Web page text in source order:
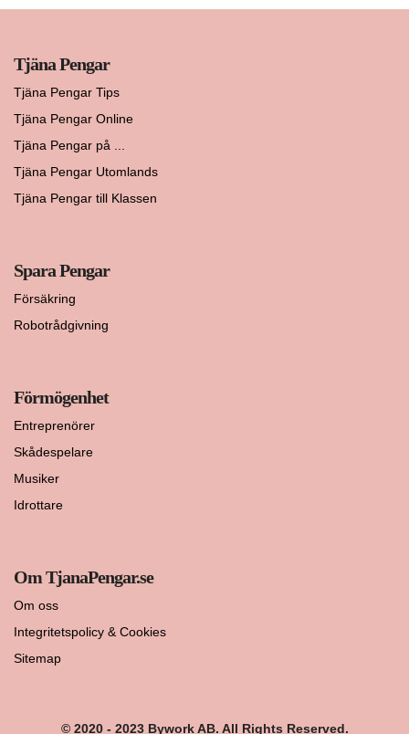
Tjäna Pengar
Tjäna Pengar Tips
Tjäna Pengar Online
Tjäna Pengar på ...
Tjäna Pengar Utomlands
Tjäna Pengar till Klassen
Spara Pengar
Försäkring
Robotrådgivning
Förmögenhet
Entreprenörer
Skådespelare
Musiker
Idrottare
Om TjanaPengar.se
Om oss
Integritetspolicy & Cookies
Sitemap
© 2020 - 2023 Bywork AB. All Rights Reserved.